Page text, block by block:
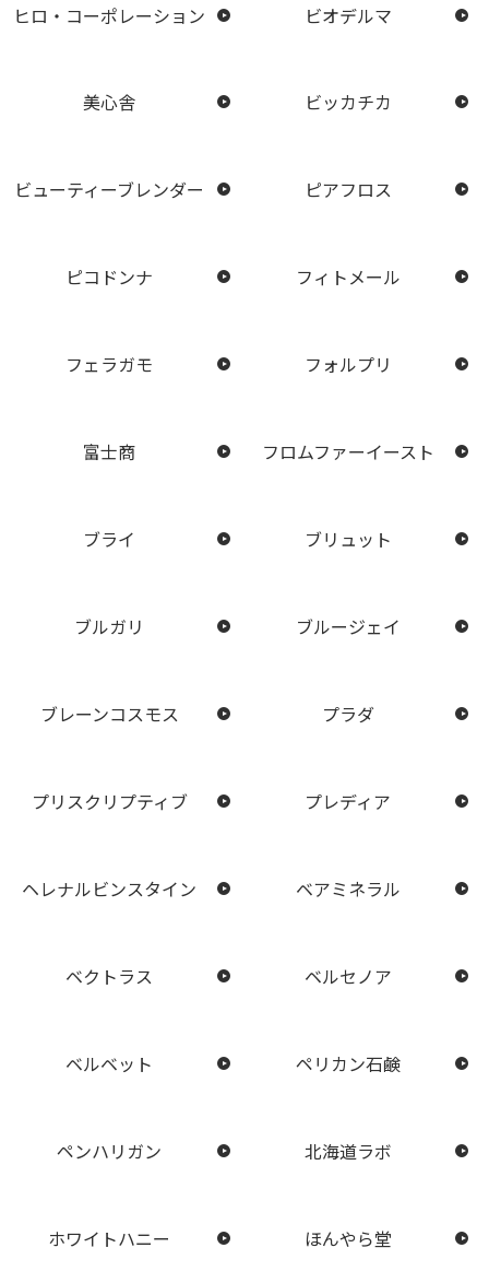
ヒロ・コーポレーション ビオデルマ
美心舎 ビッカチカ
ビューティーブレンダー ピアフロス
ピコドンナ フィトメール
フェラガモ フォルプリ
富士商 フロムファーイースト
ブライ ブリュット
ブルガリ ブルージェイ
ブレーンコスモス プラダ
プリスクリプティブ プレディア
ヘレナルビンスタイン ベアミネラル
ベクトラス ベルセノア
ベルベット ペリカン石鹸
ペンハリガン 北海道ラボ
ホワイトハニー ほんやら堂